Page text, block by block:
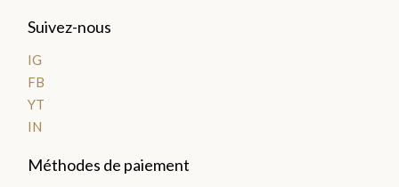
PLA
NTA
TIO
NS
>
Suivez-nous
IG
FB
YT
IN
Méthodes de paiement